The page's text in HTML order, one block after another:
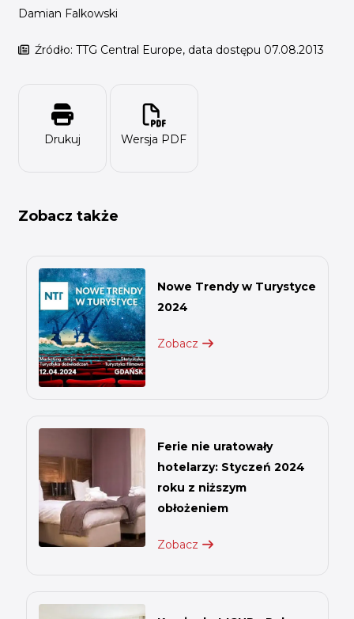
Damian Falkowski
Źródło: TTG Central Europe, data dostępu 07.08.2013
Drukuj Wersja PDF
Zobacz także
Nowe Trendy w Turystyce
2024
Zobacz
Ferie nie uratowały
hotelarzy: Styczeń 2024
roku z niższym
obłożeniem
Zobacz